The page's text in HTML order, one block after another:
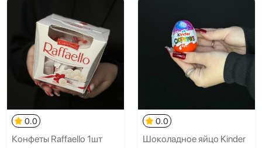
0.0
Конфеты Raffaello 1шт
0.0
Шоколадное яйцо Kinder